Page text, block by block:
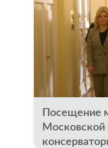
Посещение
Московской